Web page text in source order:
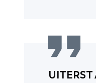
UITERST